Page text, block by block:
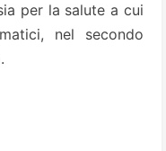
per la salute a cui
nel secondo